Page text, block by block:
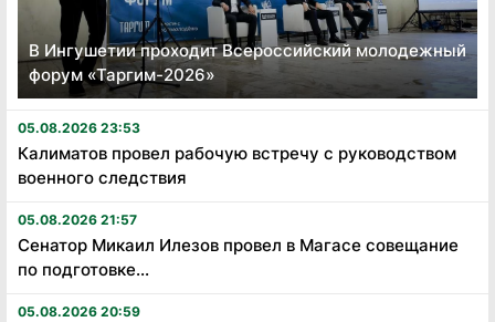
В Ингушетии проходит Всероссийский молодежный
форум «Таргим-2026»
05.08.2026 23:53
Калиматов провел рабочую встречу с руководством
военного следствия
05.08.2026 21:57
Сенатор Микаил Илезов провел в Магасе совещание
по подготовке...
05.08.2026 20:59